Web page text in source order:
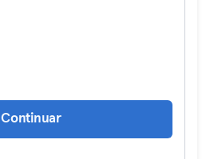
Continuar